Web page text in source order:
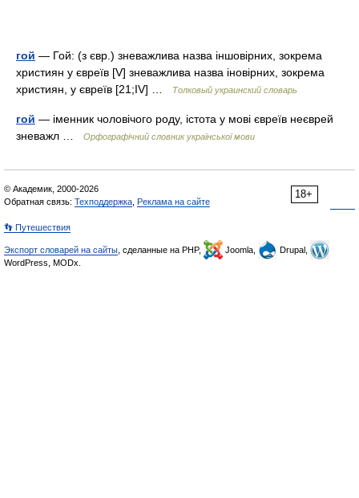
гой — Гой: (з євр.) зневажлива назва іншовірних, зокрема
християн у євреїв [V] зневажлива назва іновірних, зокрема
християн, у євреїв [21;IV] …
Толковый украинский словарь
гой — іменник чоловічого роду, істота у мові євреїв неєврей
зневажл …
Орфографічний словник української мови
18+
© Академик, 2000-2026
Обратная связь: Техподдержка Реклама на сайте
👣 Путешествия
Экспорт словарей на сайты , сделанные на PHP, Joomla,
Drupal,
WordPress, MODx.